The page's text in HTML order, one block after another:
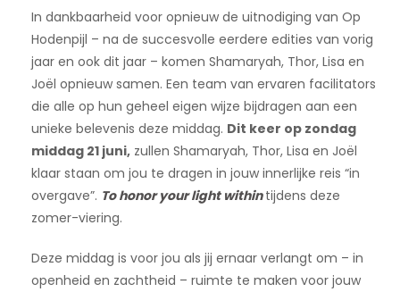
In dankbaarheid voor opnieuw de uitnodiging van Op
Hodenpijl – na de succesvolle eerdere edities van vorig
jaar en ook dit jaar – komen Shamaryah, Thor, Lisa en
Joël opnieuw samen. Een team van ervaren facilitators
die alle op hun geheel eigen wijze bijdragen aan een
unieke belevenis deze middag. Dit keer op zondag
middag 21 juni, zullen Shamaryah, Thor, Lisa en Joël
klaar staan om jou te dragen in jouw innerlijke reis “in
overgave”. To honor your light withintijdens deze
zomer-viering.
Deze middag is voor jou als jij ernaar verlangt om – in
openheid en zachtheid – ruimte te maken voor jouw